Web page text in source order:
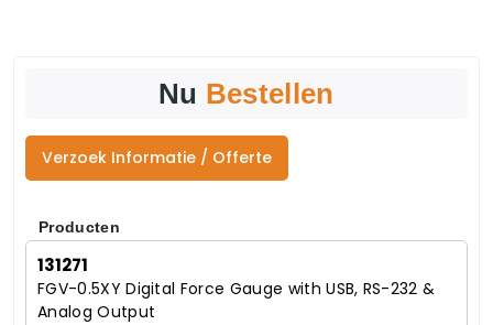
Nu Bestellen
Verzoek Informatie / Offerte
Producten
131271
FGV-0.5XY Digital Force Gauge with USB, RS-232 &
Analog Output